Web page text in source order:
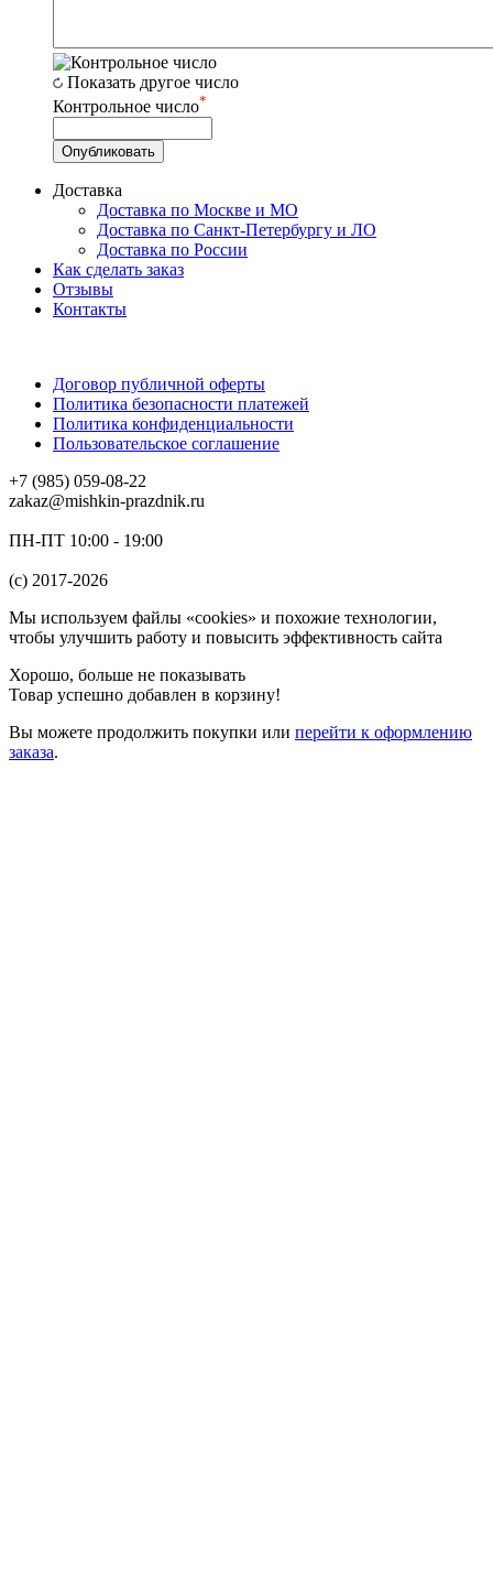
Показать другое число
Контрольное число*
Доставка
Доставка по Москве и МО
Доставка по Санкт-Петербургу и ЛО
Доставка по России
Как сделать заказ
Отзывы
Контакты
Договор публичной оферты
Политика безопасности платежей
Политика конфиденциальности
Пользовательское соглашение
+7 (985) 059-08-22
zakaz@mishkin-prazdnik.ru
ПН-ПТ 10:00 - 19:00
(c) 2017-2026
Мы используем файлы «cookies» и похожие технологии,
чтобы улучшить работу и повысить эффективность сайта
Хорошо, больше не показывать
Товар успешно добавлен в корзину!
Вы можете продолжить покупки или перейти к оформлению
заказа.